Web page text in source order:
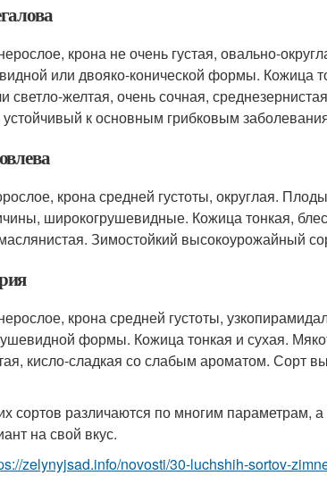
крона не очень густая, овально-
или двояко-конической формы. Кожица
светло-желтая, очень сочная,
устойчивый к основным грибковым
крона средней густоты, округлая.
широкогрушевидные. Кожица тонкая,
Зимостойкий высокоурожайный
крона средней густоты,
формы. Кожица тонкая и сухая.
кисло-сладкая со слабым ароматом. Сорт
сортов различаются по многим параметрам,
на свой вкус.
zelynyjsad.info/novosti/30-luchshih-sortov-